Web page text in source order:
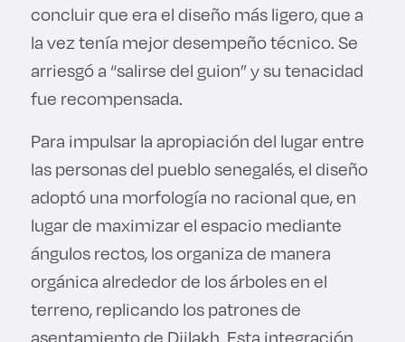
concluir que era el diseño más ligero, que a
la vez tenía mejor desempeño técnico. Se
arriesgó a “salirse del guion” y su tenacidad
fue recompensada.
Para impulsar la apropiación del lugar entre
las personas del pueblo senegalés, el diseño
adoptó una morfología no racional que, en
lugar de maximizar el espacio mediante
ángulos rectos, los organiza de manera
orgánica alrededor de los árboles en el
terreno, replicando los patrones de